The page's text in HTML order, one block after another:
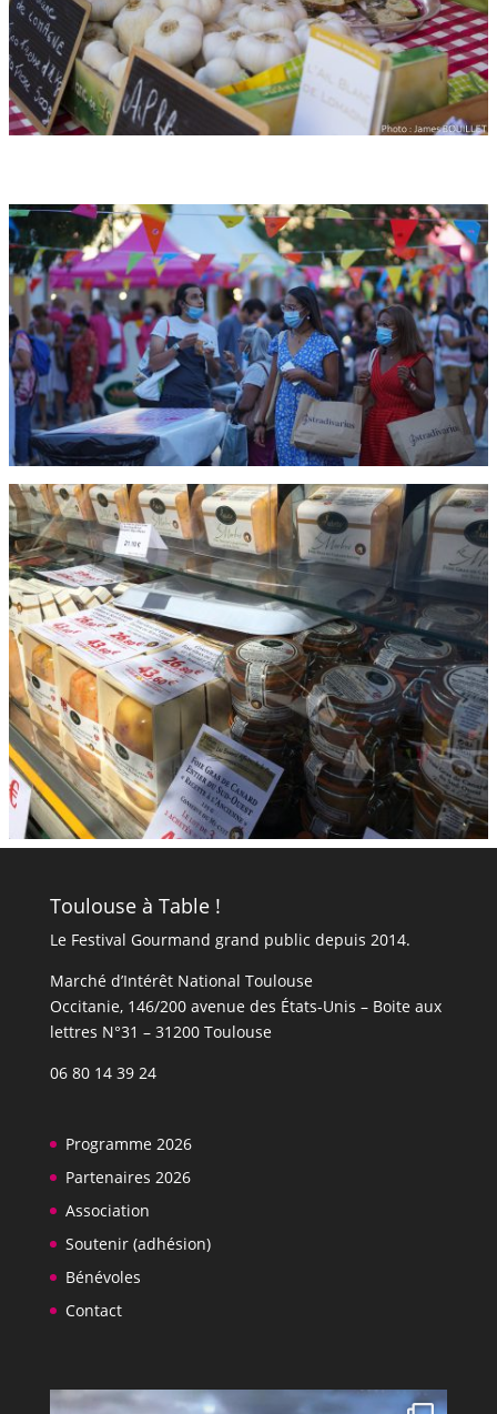
Toulouse à Table !
Le Festival Gourmand grand public depuis 2014.
Marché d’Intérêt National Toulouse
Occitanie, 146/200 avenue des États-Unis​​ – Boite aux
lettres N°31 – 31200 Toulouse
06 80 14 39 24
Programme 2026
Partenaires 2026
Association
Soutenir (adhésion)
Bénévoles
Contact